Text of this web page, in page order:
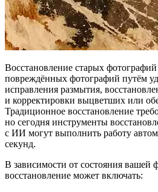
Восстановление старых
повреждённых фотографий путём
исправления размытия,
и корректировки выцветших или
Традиционное восстановление
но сегодня инструменты
с ИИ могут выполнить работу
секунд.
В зависимости от состояния вашей
восстановление может включать: